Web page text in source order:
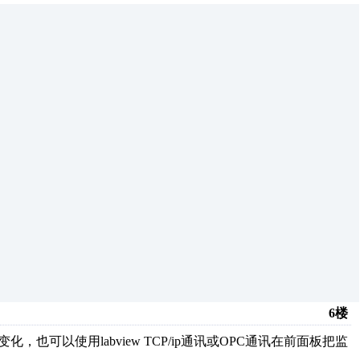
6楼
，也可以使用labview TCP/ip通讯或OPC通讯在前面板把监